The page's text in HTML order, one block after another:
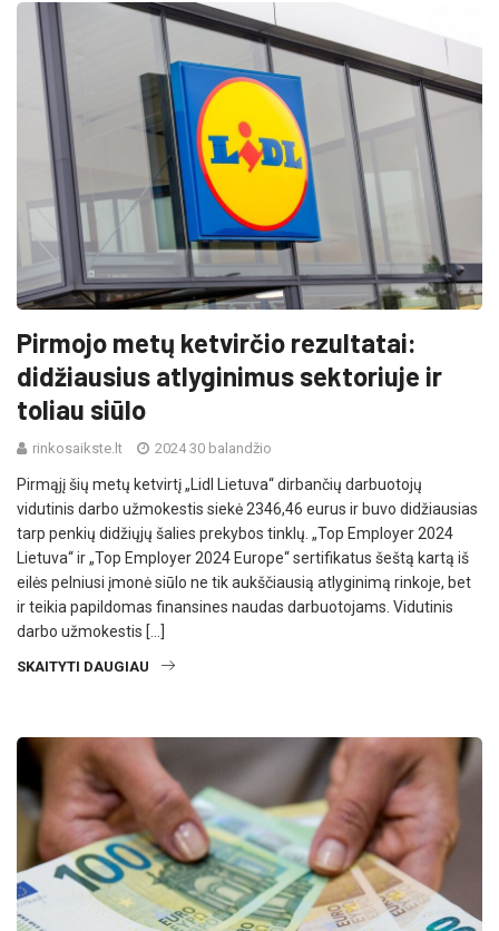
Pirmojo metų ketvirčio rezultatai:
didžiausius atlyginimus sektoriuje ir
toliau siūlo
rinkosaikste.lt 2024 30 balandžio
Pirmąjį šių metų ketvirtį „Lidl Lietuva“ dirbančių darbuotojų
vidutinis darbo užmokestis siekė 2346,46 eurus ir buvo didžiausias
tarp penkių didžiųjų šalies prekybos tinklų. „Top Employer 2024
Lietuva“ ir „Top Employer 2024 Europe“ sertifikatus šeštą kartą iš
eilės pelniusi įmonė siūlo ne tik aukščiausią atlyginimą rinkoje, bet
ir teikia papildomas finansines naudas darbuotojams. Vidutinis
darbo užmokestis […]
SKAITYTI DAUGIAU